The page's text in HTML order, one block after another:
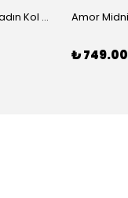
Amor Candy Silver Kadın Kol Saati
₺ 749.00